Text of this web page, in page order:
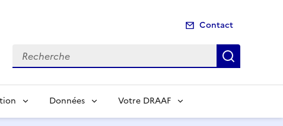
Contact
Recherche
Données Votre DRAAF